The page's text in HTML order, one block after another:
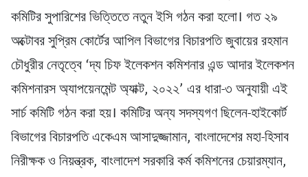
কমিটির সুপারিশের ভিত্তিতে নতুন ইসি গঠন করা হলো। গত ২৯
অক্টোবর সুপ্রিম কোর্টের আপিল বিভাগের বিচারপতি জুবায়ের রহমান
চৌধুরীর নেতৃত্বে ‘দ্য চিফ ইলেকশন কমিশনার এন্ড আদার ইলেকশন
কমিশনারস অ্যাপয়েনমেন্ট অ্যাক্ট, ২০২২’ এর ধারা-৩ অনুযায়ী এই
সার্চ কমিটি গঠন করা হয়। কমিটির অন্য সদস্যগণ ছিলেন-হাইকোর্ট
বিভাগের বিচারপতি একেএম আসাদুজ্জামান, বাংলাদেশের মহা-হিসাব
নিরীক্ষক ও নিয়ন্ত্রক, বাংলাদেশ সরকারি কর্ম কমিশনের চেয়ারম্যান,